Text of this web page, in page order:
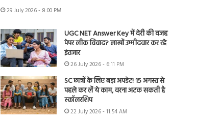
29 July 2026 - 8:00 PM
UGC NET Answer Key में देरी की वजह
पेपर लीक विवाद? लाखों उम्मीदवार कर रहे
इंतजार
26 July 2026 - 6:11 PM
SC छात्रों के लिए बड़ा अपडेट! 15 अगस्त से
पहले कर लें ये काम, वरना अटक सकती है
स्कॉलरशिप
22 July 2026 - 11:54 AM